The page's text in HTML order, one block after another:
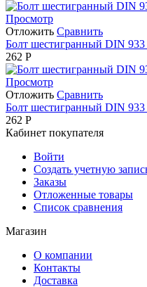
Просмотр
Отложить Сравнить
Болт шестигранный DIN 933
262 Р
Просмотр
Отложить Сравнить
Болт шестигранный DIN 933
262 Р
Кабинет покупателя
Войти
Создать учетную
Заказы
Отложенные товары
Список сравнения
Магазин
О компании
Контакты
Доставка